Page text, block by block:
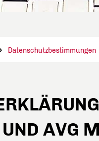
Datenschutzbestimmungen
AVG